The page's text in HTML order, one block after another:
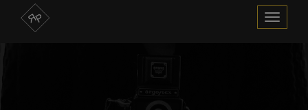
Skift
navigation